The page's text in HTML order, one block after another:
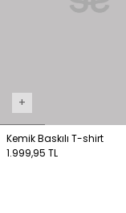
+
Kemik Baskılı T-shirt
1.999,95 TL